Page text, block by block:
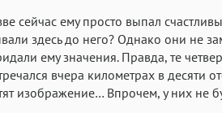
сейчас ему просто выпал
здесь до него? Однако они не
ему значения. Правда, те
вчера километрах в
изображение… Впрочем, у них не